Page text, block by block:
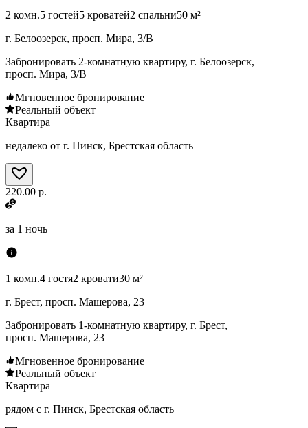
2 комн.5 гостей5 кроватей2 спальни50 м²
г. Белоозерск, просп. Мира, 3/В
Забронировать 2-комнатную квартиру, г. Белоозерск,
просп. Мира, 3/В
Мгновенное бронирование
Реальный объект
Квартира
недалеко от г. Пинск, Брестская область
220.00 р.
за 1 ночь
1 комн.4 гостя2 кровати30 м²
г. Брест, просп. Машерова, 23
Забронировать 1-комнатную квартиру, г. Брест,
просп. Машерова, 23
Мгновенное бронирование
Реальный объект
Квартира
рядом с г. Пинск, Брестская область